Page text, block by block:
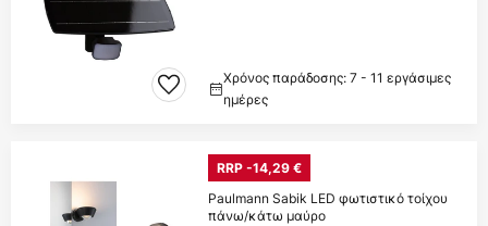
Χρόνος παράδοσης: 7 - 11 εργάσιμες
ημέρες
RRP -14,29 €
Paulmann Sabik LED φωτιστικό τοίχου
πάνω/κάτω μαύρο